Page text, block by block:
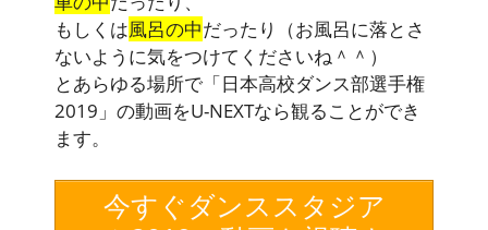
もしくは風呂の中だったり（お風呂に落とさ
ないように気をつけてくださいね＾＾）
とあらゆる場所で「日本高校ダンス部選手権
2019」の動画をU-NEXTなら観ることができ
ます。
今すぐダンススタジア